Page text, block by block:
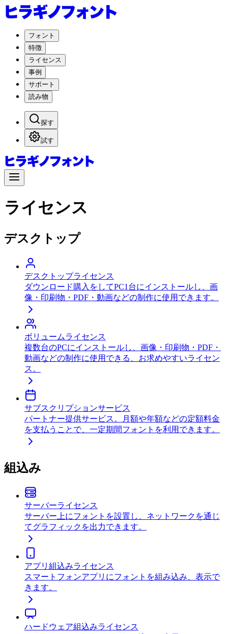
フォント
特徴
ライセンス
事例
サポート
読み物
探す
試す
ライセンス
デスクトップ
デスクトップライセンス
ダウンロード購入をしてPC1台にインストールし、画
像・印刷物・PDF・動画などの制作に使用できます。
ボリュームライセンス
複数台のPCにインストールし、画像・印刷物・PDF・
動画などの制作に使用できる、お求めやすいライセン
ス。
サブスクリプションサービス
パートナー提供サービス。月額や年額などの定額料金
を支払うことで、一定期間フォントを利用できます。
組込み
サーバーライセンス
サーバー上にフォントを設置し、ネットワークを通じ
てグラフィックを出力できます。
アプリ組込みライセンス
スマートフォンアプリにフォントを組み込み、表示で
きます。
ハードウェア組込みライセンス